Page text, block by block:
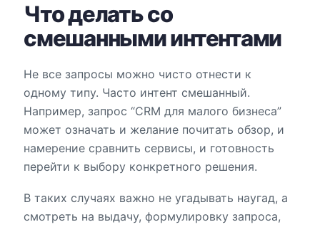
Что делать со
смешанными интентами
Не все запросы можно чисто отнести к
одному типу. Часто интент смешанный.
Например, запрос “CRM для малого бизнеса”
может означать и желание почитать обзор, и
намерение сравнить сервисы, и готовность
перейти к выбору конкретного решения.
В таких случаях важно не угадывать наугад, а
смотреть на выдачу, формулировку запроса,